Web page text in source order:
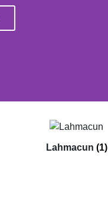
Lahmacun (1)